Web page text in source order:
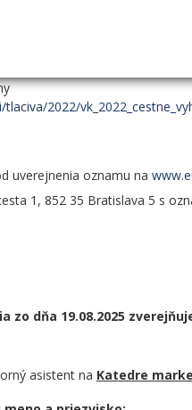
vysokými školami sídliacimi,
resp. výskumného
2022/
uverejnenia oznamu na
1, 852 35 Bratislava 5 s
zo dňa 19.08.2025
asistent na Katedre